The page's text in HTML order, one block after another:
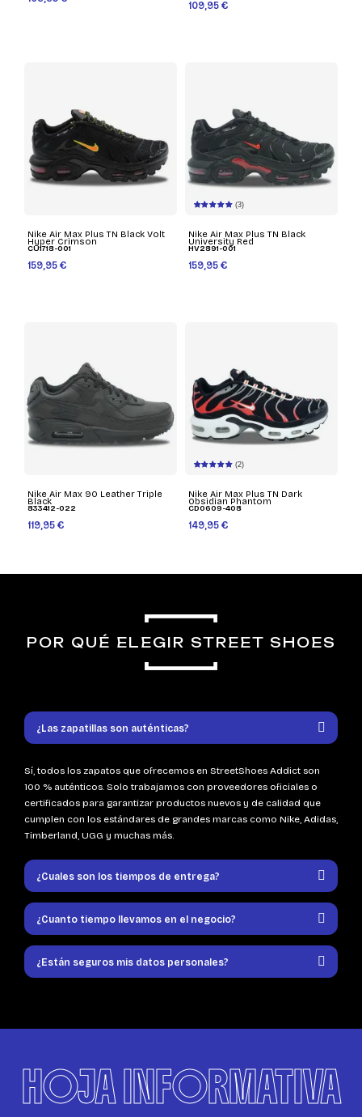
109,95 €
Nike Air Max Plus TN Black Volt
Hyper Crimson
CU1718-001
159,95 €
(3)
Nike Air Max Plus TN Black
University Red
HV2891-001
159,95 €
Nike Air Max 90 Leather Triple
Black
833412-022
119,95 €
(2)
Nike Air Max Plus TN Dark
Obsidian Phantom
CD0609-408
149,95 €
POR QUÉ ELEGIR STREET SHOES
¿Las zapatillas son auténticas?
Sí, todos los zapatos que ofrecemos en StreetShoes Addict son
100 % auténticos. Solo trabajamos con proveedores oficiales o
certificados para garantizar productos nuevos y de calidad que
cumplen con los estándares de grandes marcas como Nike, Adidas,
Timberland, UGG y muchas más.
¿Cuales son los tiempos de entrega?
¿Cuanto tiempo llevamos en el negocio?
¿Están seguros mis datos personales?
HOJA INFORMATIVA